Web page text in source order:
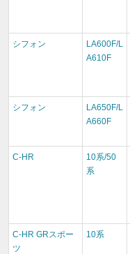
シフォン
LA600F/L
A610F
シフォン
LA650F/L
A660F
C-HR
10系/50
系
C-HR GRスポー
ツ
10系